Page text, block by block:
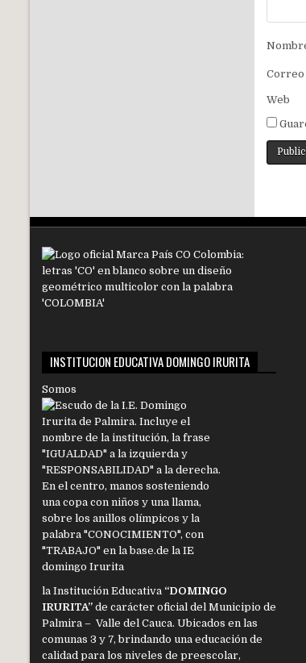
Web
INSTITUCION EDUCATIVA DOMINGO IRURITA
Somos
la Institución Educativa “DOMINGO
IRURITA” de carácter oficial del Municipio de
Palmira – Valle del Cauca. Ubicados en las
comunas 3 y 7, brindando una educación de
calidad para los niveles de preescolar,